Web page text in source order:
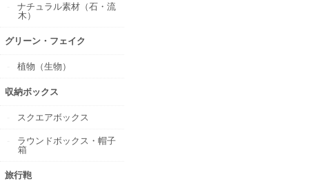
ナチュラル素材（石・流
木）
グリーン・フェイク
植物（生物）
収納ボックス
スクエアボックス
ラウンドボックス・帽子
箱
旅行鞄